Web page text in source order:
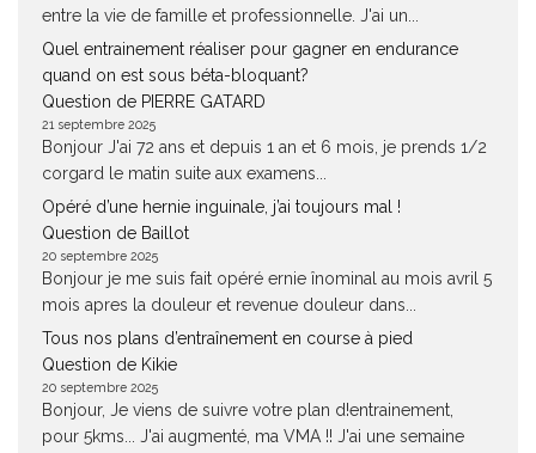
entre la vie de famille et professionnelle. J'ai un...
Quel entrainement réaliser pour gagner en endurance
quand on est sous béta-bloquant?
Question de PIERRE GATARD
21 septembre 2025
Bonjour J'ai 72 ans et depuis 1 an et 6 mois, je prends 1/2
corgard le matin suite aux examens...
Opéré d’une hernie inguinale, j’ai toujours mal !
Question de Baillot
20 septembre 2025
Bonjour je me suis fait opéré ernie înominal au mois avril 5
mois apres la douleur et revenue douleur dans...
Tous nos plans d’entraînement en course à pied
Question de Kikie
20 septembre 2025
Bonjour, Je viens de suivre votre plan d!entrainement,
pour 5kms... J'ai augmenté, ma VMA !! J'ai une semaine